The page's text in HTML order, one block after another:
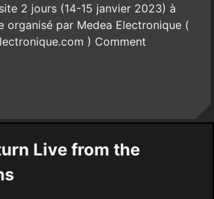
2 jours (14-15 janvier 2023) à
organisé par Medea Electronique (
) Comment
Live from the